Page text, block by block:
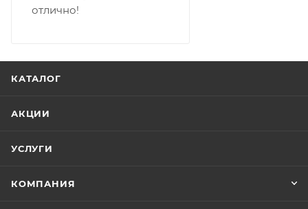
отлично!
КАТАЛОГ
АКЦИИ
УСЛУГИ
КОМПАНИЯ